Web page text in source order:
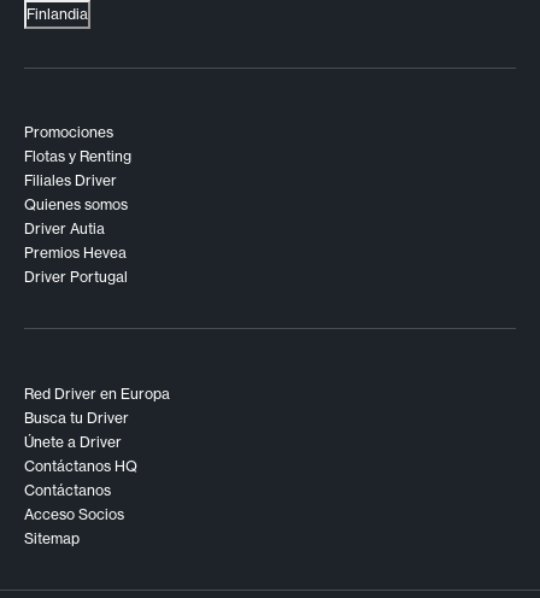
Finlandia
Promociones
Flotas y Renting
Filiales Driver
Quienes somos
Driver Autia
Premios Hevea
Driver Portugal
Red Driver en Europa
Busca tu Driver
Únete a Driver
Contáctanos HQ
Contáctanos
Acceso Socios
Sitemap